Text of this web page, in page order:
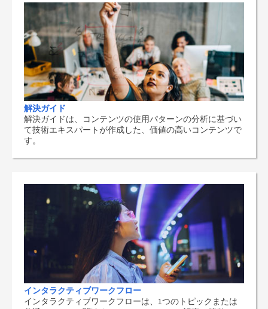
解決ガイド
解決ガイドは、コンテンツの使用パターンの分析に基づい
て技術エキスパートが作成した、価値の高いコンテンツで
す。
インタラクティブワークフロー
インタラクティブワークフローは、1つのトピックまたは